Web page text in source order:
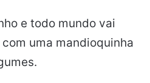
e todo mundo vai
uma mandioquinha